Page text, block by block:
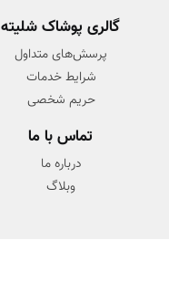
گالری پوشاک شلیته
پرسش‌های متداول
شرایط خدمات
حریم شخصی
تماس با ما
درباره ما
وبلاگ